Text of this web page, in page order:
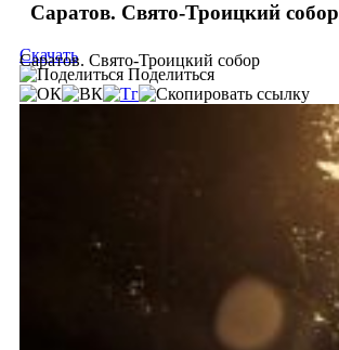
Саратов. Свято-Троицкий собор
Саратов. Свято-Троицкий собор
Скачать
Поделиться